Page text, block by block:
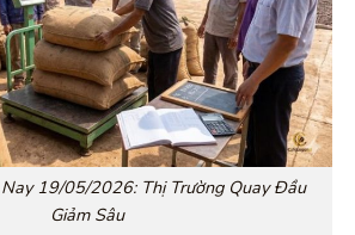
Nay 19/05/2026: Thị Trường Quay Đầu
Giảm Sâu